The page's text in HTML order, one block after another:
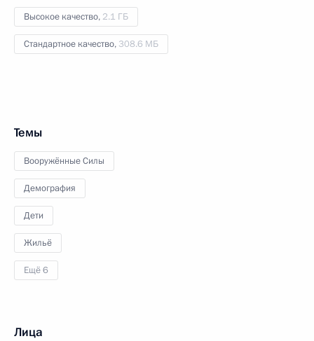
Высокое качество, 2.1 ГБ
Стандартное качество, 308.6 МБ
Темы
Вооружённые Силы
Демография
Дети
Жильё
Ещё 6
Лица